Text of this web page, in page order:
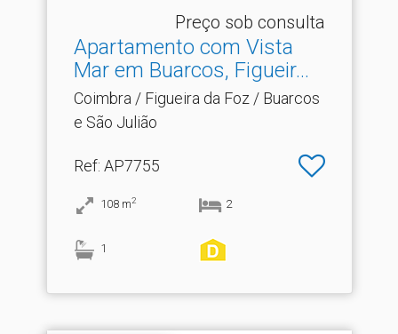
Preço sob consulta
Apartamento com Vista
Mar em Buarcos, Figueir.​..
Coimbra / Figueira da Foz / Buarcos
e São Julião
Ref: AP7755
108 m2 2
1